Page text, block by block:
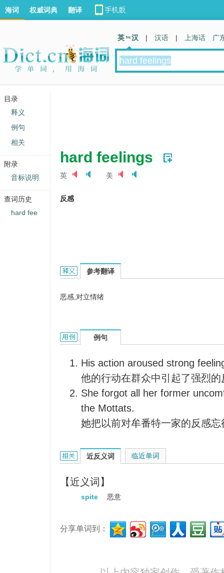
hard feelings
英 美
反感
hard feelings的英文翻译是什么意思，词典释义与
参考翻译
恶感,对立情绪
hard feelings的用法和样例：
例句
His action aroused strong
他的行动在群众中引起了强烈的
She forgot all her former
the Mottats.
她把以前对牟番特一家的反感
hard feelings的相关资料：
近反义词
【近义词】
spite 恶意
临近单词
分享单词到：
海词 权威词典 翻译
英 汉 | 汉语 | 上海话 广
目录
释义
例句
相关
附录
音标说明
查词历史
hard fee